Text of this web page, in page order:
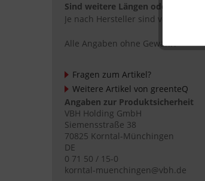
Sind weitere Längen oder
Je nach Hersteller sind
Alle Angaben ohne Gewähr.
Fragen zum Artikel?
Weitere Artikel von greenteQ
Angaben zur Produktsicherheit
VBH Holding GmbH
Siemensstraße 38
70825 Korntal-Münchingen
DE
0 71 50 / 15-0
korntal-muenchingen@vbh.de